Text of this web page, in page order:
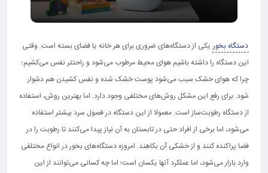
دستگاه بخور یکی از دستگاه‌های ضروری برای هر خانه یا فضای بسته است. وقتی
این دستگاه را داشته باشیم هوای محیط مرطوب می‌شود و راحتتر نفس می‌کشیم؛
چرا که هوای خشک سبب می‌شود پوست خشک شده و نفس کشیدن هم دشوار
شود. برای رفع این مشکل روش‌های مختلفی وجود دارد. اما بهترین روش، استفاده
از دستگاه رطوبت‌ساز است. معمولا از این دستگاه در فصول سرد بیشتر استفاده
می‌شود، اما برخی از افراد حتی در تابستان به آن نیاز پیدا می‌کنند تا رطوبت را در
فضا پراکنده کنند و از خشکی آن بکاهند. امروزه دستگاه‌های بخور در انواع مختلفی
وارد بازار می‌شود، اما عملکرد آنها یکسان است؛ اما چه کسانی می‌توانند از این